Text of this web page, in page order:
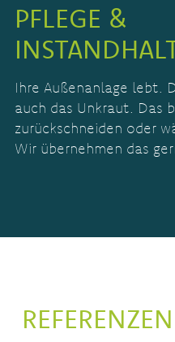
PFLEGE &
Ihre Außenanlage lebt.
auch das Unkraut. Das
zurückschneiden oder
Wir übernehmen das
REFERENZEN